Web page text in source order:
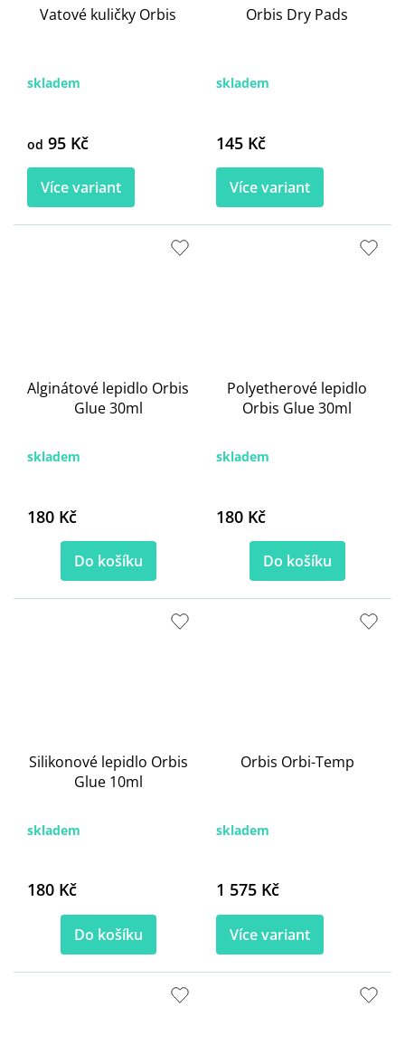
Vatové kuličky Orbis
skladem
od 95 Kč
Více variant
Orbis Dry Pads
skladem
145 Kč
Více variant
Alginátové lepidlo Orbis
Glue 30ml
skladem
180 Kč
Do košíku
Polyetherové lepidlo
Orbis Glue 30ml
skladem
180 Kč
Do košíku
Silikonové lepidlo Orbis
Glue 10ml
skladem
180 Kč
Do košíku
Orbis Orbi-Temp
skladem
1 575 Kč
Více variant